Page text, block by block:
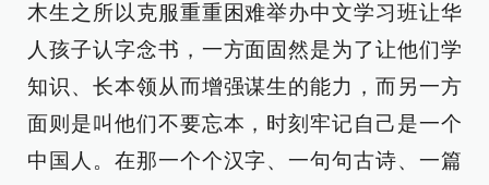
木生之所以克服重重困难举办中文学习班让华
人孩子认字念书，一方面固然是为了让他们学
知识、长本领从而增强谋生的能力，而另一方
面则是叫他们不要忘本，时刻牢记自己是一个
中国人。在那一个个汉字、一句句古诗、一篇